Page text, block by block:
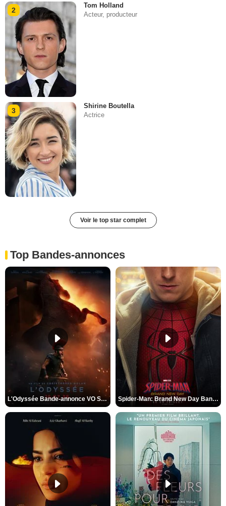
2
Tom Holland
Acteur, producteur
3
Shirine Boutella
Actrice
Voir le top star complet
Top Bandes-annonces
L'Odyssée Bande-annonce VO STFR Spider-Man: Brand New Day Bande-annonce VO STFR